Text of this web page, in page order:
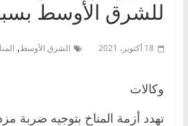
للشرق الأوسط
18 أكتوبر، 2021 الشرق الأوسط,
وكالات
تهدد أزمة المناخ بتوجيه ضربة